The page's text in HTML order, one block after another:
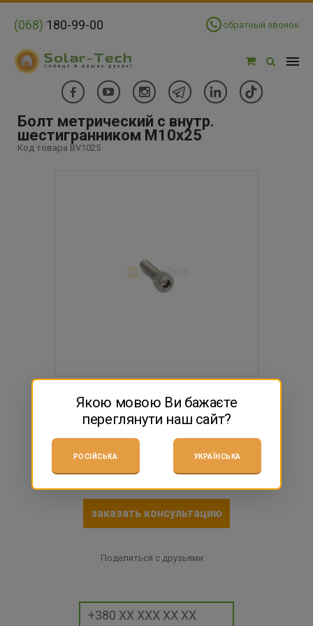
(068) 180-99-00 обратный звонок
Болт метрический с внутр.
шестигранником M10x25
Код товара BV1025
712 грн
$15.79
КУПИТЬ
заказать консультацию
Поделиться с друзьями:
Якою мовою Ви бажаєте
переглянути наш сайт?
РОСІЙСЬКА УКРАЇНСЬКА